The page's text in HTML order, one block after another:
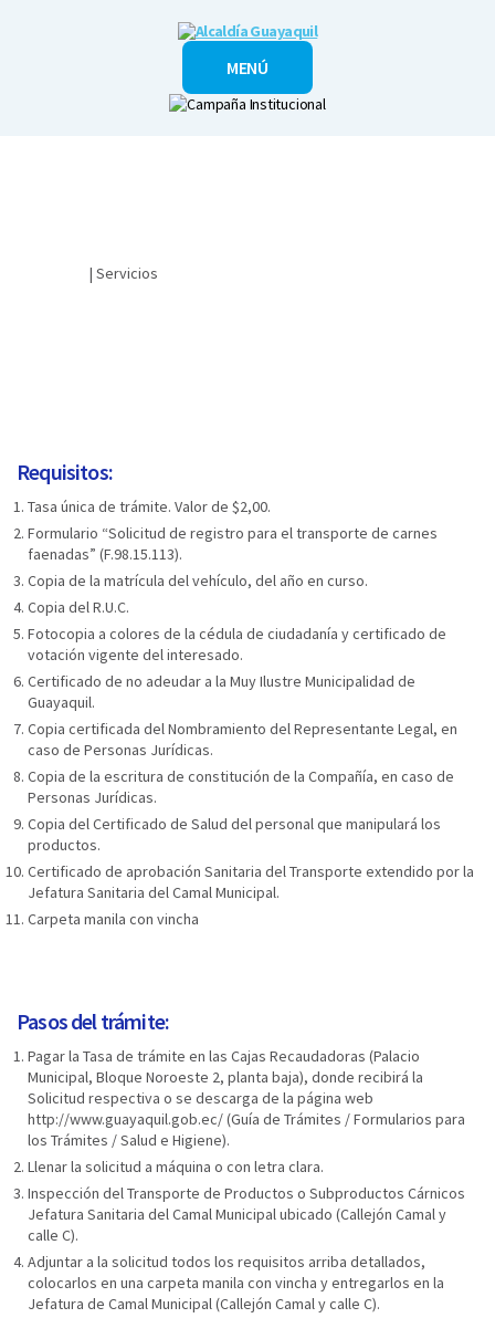
Alcaldía
GuayaquilMENÚ
| Servicios
Requisitos:
Tasa única de trámite. Valor de $2,00.
Formulario “Solicitud de registro para el transporte de carnes
faenadas” (F.98.15.113).
Copia de la matrícula del vehículo, del año en curso.
Copia del R.U.C.
Fotocopia a colores de la cédula de ciudadanía y certificado de
votación vigente del interesado.
Certificado de no adeudar a la Muy Ilustre Municipalidad de
Guayaquil.
Copia certificada del Nombramiento del Representante Legal, en
caso de Personas Jurídicas.
Copia de la escritura de constitución de la Compañía, en caso de
Personas Jurídicas.
Copia del Certificado de Salud del personal que manipulará los
productos.
Certificado de aprobación Sanitaria del Transporte extendido por la
Jefatura Sanitaria del Camal Municipal.
Carpeta manila con vincha
Pasos del trámite:
Pagar la Tasa de trámite en las Cajas Recaudadoras (Palacio
Municipal, Bloque Noroeste 2, planta baja), donde recibirá la
Solicitud respectiva o se descarga de la página web
http://www.guayaquil.gob.ec/ (Guía de Trámites / Formularios para
los Trámites / Salud e Higiene).
Llenar la solicitud a máquina o con letra clara.
Inspección del Transporte de Productos o Subproductos Cárnicos
Jefatura Sanitaria del Camal Municipal ubicado (Callejón Camal y
calle C).
Adjuntar a la solicitud todos los requisitos arriba detallados,
colocarlos en una carpeta manila con vincha y entregarlos en la
Jefatura de Camal Municipal (Callejón Camal y calle C).